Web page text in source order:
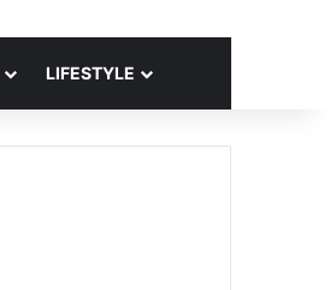
LIFESTYLE